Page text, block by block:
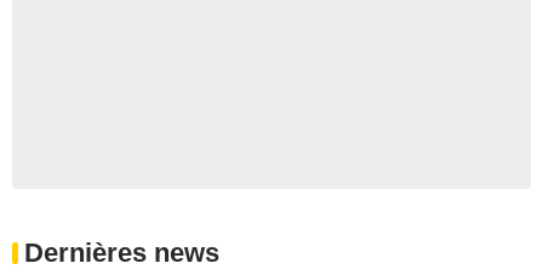
Dernières news